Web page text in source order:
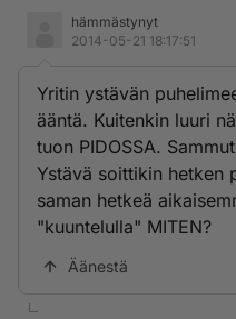
hämmästynyt
2014-05-21 18:17:51
Yritin ystävän
ääntä. Kuitenkin luuri
tuon PIDOSSA.
Ystävä soittikin hetken
saman hetkeä
"kuuntelulla" MITEN?
Äänestä